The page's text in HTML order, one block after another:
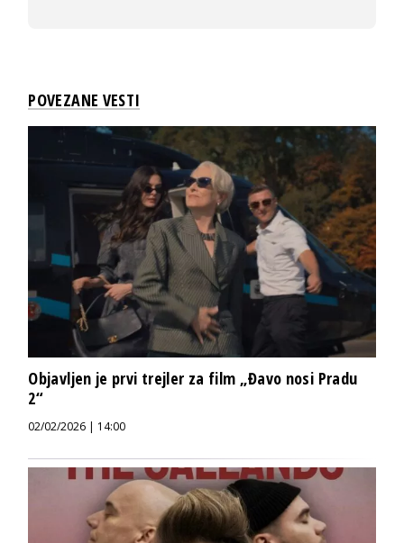
POVEZANE VESTI
Objavljen je prvi trejler za film „Đavo nosi Pradu
2“
02/02/2026 | 14:00